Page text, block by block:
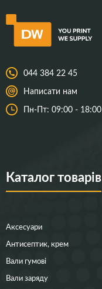
044 384 22 45
Написати нам
Пн-Пт: 09:00 - 18:00
Каталог товарів
Аксесуари
Антисептик, крем
Вали гумові
Вали заряду